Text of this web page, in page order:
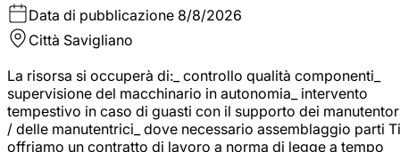
Data di pubblicazione 8/8/2026
Città Savigliano
La risorsa si occuperà di:_ controllo qualità componenti_
supervisione del macchinario in autonomia_ intervento
tempestivo in caso di guasti con il supporto dei
/ delle manutentrici_ dove necessario assemblaggio parti Ti
offriamo un contratto di lavoro a norma di legge a tempo